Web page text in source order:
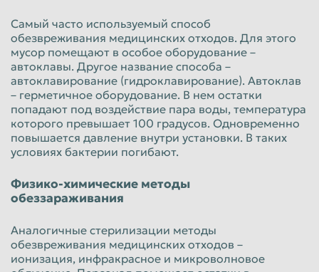
Самый часто используемый способ
обезвреживания медицинских отходов. Для этого
мусор помещают в особое оборудование –
автоклавы. Другое название способа –
автоклавирование (гидроклавирование). Автоклав
– герметичное оборудование. В нем остатки
попадают под воздействие пара воды, температура
которого превышает 100 градусов. Одновременно
повышается давление внутри установки. В таких
условиях бактерии погибают.
Физико-химические методы
обеззараживания
Аналогичные стерилизации методы
обезвреживания медицинских отходов –
ионизация, инфракрасное и микроволновое